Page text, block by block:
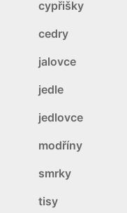
cypřišky
cedry
jalovce
jedle
jedlovce
modříny
smrky
tisy